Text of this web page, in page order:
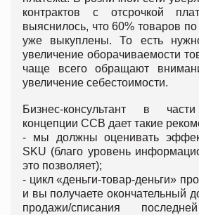
контрактов с отсрочкой
выяснилось, что 60% товаров по
уже выкуплены. То есть
увеличение оборачиваемости
чаще всего обращают
увеличение себестоимости.
Бизнес-консультант в
концепции ССВ дает такие
- мы должны оценивать
SKU (благо уровень
это позволяет);
- цикл «деньги-товар-деньги»
и вы получаете окончательный
продажи/списания